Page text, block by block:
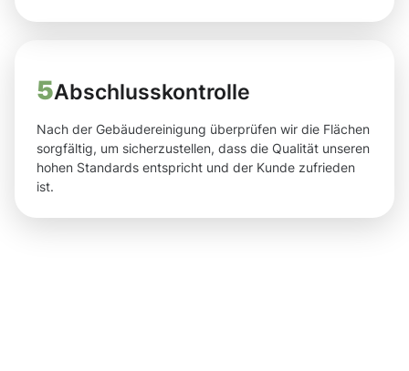
5Abschlusskontrolle
Nach der Gebäudereinigung überprüfen wir die Flächen
sorgfältig, um sicherzustellen, dass die Qualität unseren
hohen Standards entspricht und der Kunde zufrieden
ist.